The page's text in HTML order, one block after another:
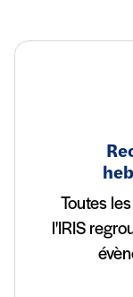
Toutes
l'IRIS